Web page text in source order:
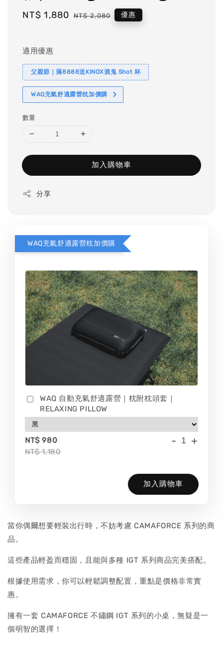
Sale
NT$ 1,880 Regular
NT$ 2,080 優惠
適用優惠
父親節｜滿8888送KINOX酒鬼 Shot 杯
WAQ充氣舒適露營枕加價購
數量
加入購物車
分享
WAQ充氣舒適露營枕加價購
WAQ 自動充氣舒適露營｜枕附枕頭套｜
RELAXING PILLOW
NT$ 980
NT$ 1,180
- +
加入購物車
當你偶爾想要輕裝出行時，不妨考慮 CAMAFORCE 系列的商
品。
這些產品輕盈而穩固，且能與多種 IGT 系列商品完美搭配。
根據使用需求，你可以輕鬆調整配置，重點是價格非常實
惠。
擁有一套 CAMAFORCE 不鏽鋼 IGT 系列的小桌，無疑是一
個明智的選擇！